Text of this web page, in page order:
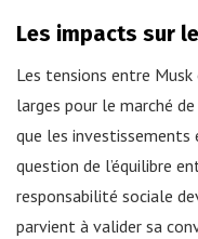
Les impacts sur
Les tensions entre
larges pour le marché
que les
question de l’équilibre
responsabilité sociale
parvient à valider sa